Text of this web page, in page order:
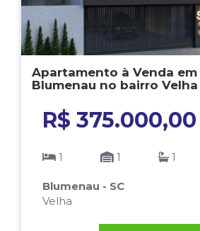
Apartamento à Venda em
Blumenau no bairro Velha
R$ 375.000,00
1 1 1
Blumenau - SC
Velha